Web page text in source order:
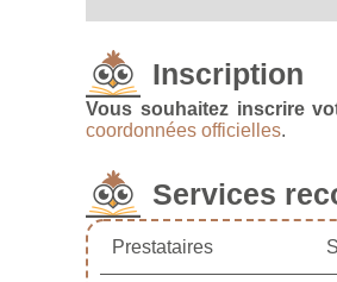
Inscription
Vous souhaitez inscrire
coordonnées officielles.
Services
Prestataires